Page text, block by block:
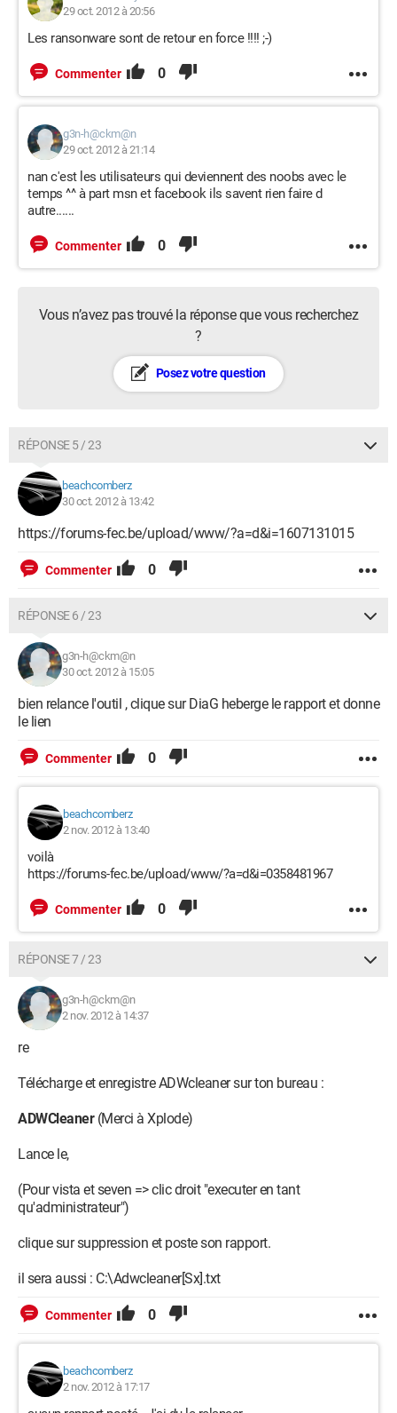
29 oct. 2012 à 20:56
Les ransonware sont de retour en force !!!! ;-)
Commenter 0
g3n-h@ckm@n
29 oct. 2012 à 21:14
nan c'est les utilisateurs qui deviennent des noobs avec le
temps ^^ à part msn et facebook ils savent rien faire d
autre......
Commenter 0
Vous n’avez pas trouvé la réponse que vous recherchez
?
Posez votre question
RÉPONSE 5 / 23
beachcomberz
30 oct. 2012 à 13:42
https://forums-fec.be/upload/www/?a=d&i=1607131015
Commenter 0
RÉPONSE 6 / 23
g3n-h@ckm@n
30 oct. 2012 à 15:05
bien relance l'outil , clique sur DiaG heberge le rapport et donne
le lien
Commenter 0
beachcomberz
2 nov. 2012 à 13:40
voilà
https://forums-fec.be/upload/www/?a=d&i=0358481967
Commenter 0
RÉPONSE 7 / 23
g3n-h@ckm@n
2 nov. 2012 à 14:37
re
Télécharge et enregistre ADWcleaner sur ton bureau :
ADWCleaner(Merci à Xplode)
Lance le,
(Pour vista et seven => clic droit "executer en tant
qu'administrateur")
clique sur suppression et poste son rapport.
il sera aussi : C:\Adwcleaner[Sx].txt
Commenter 0
beachcomberz
2 nov. 2012 à 17:17